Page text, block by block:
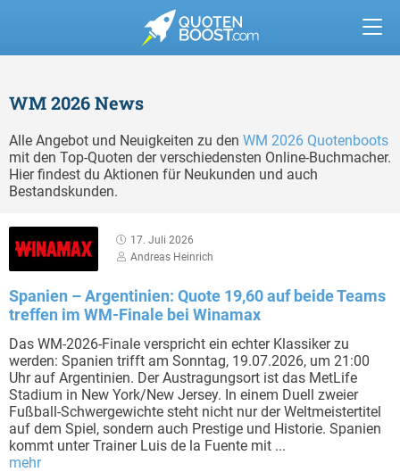
WM 2026 News
Alle Angebot und Neuigkeiten zu den WM 2026 Quotenboots
mit den Top-Quoten der verschiedensten Online-Buchmacher.
Hier findest du Aktionen für Neukunden und auch
Bestandskunden.
17. Juli 2026
Andreas Heinrich
Spanien – Argentinien: Quote 19,60 auf beide Teams
treffen im WM-Finale bei Winamax
Das WM-2026-Finale verspricht ein echter Klassiker zu
werden: Spanien trifft am Sonntag, 19.07.2026, um 21:00
Uhr auf Argentinien. Der Austragungsort ist das MetLife
Stadium in New York/New Jersey. In einem Duell zweier
Fußball-Schwergewichte steht nicht nur der Weltmeistertitel
auf dem Spiel, sondern auch Prestige und Historie. Spanien
kommt unter Trainer Luis de la Fuente mit ...
mehr